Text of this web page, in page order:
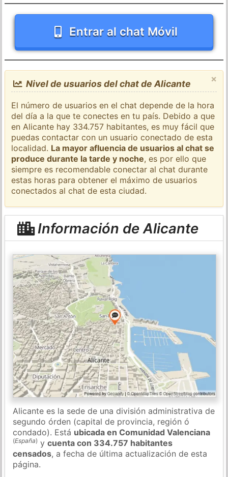
Entrar al chat Móvil
×
Nivel de usuarios del chat de Alicante
El número de usuarios en el chat depende de la hora
del día a la que te conectes en tu país. Debido a que
en Alicante hay 334.757 habitantes, es muy fácil que
puedas contactar con un usuario conectado de esta
localidad. La mayor afluencia de usuarios al chat se
produce durante la tarde y noche, es por ello que
siempre es recomendable conectar al chat durante
estas horas para obtener el máximo de usuarios
conectados al chat de esta ciudad.
Información de Alicante
Alicante es la sede de una división administrativa de
segundo órden (capital de provincia, región ó
condado). Está ubicada en Comunidad Valenciana
(España) ycuenta con 334.757 habitantes
censados, a fecha de última actualización de esta
página.